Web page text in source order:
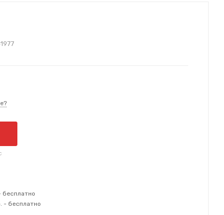
бесплатно
- бесплатно